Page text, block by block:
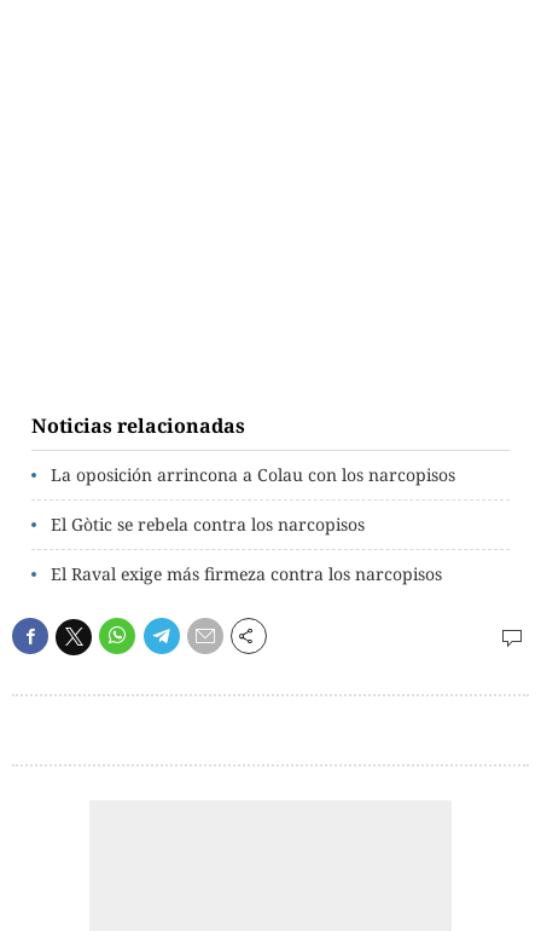
Noticias relacionadas
La oposición arrincona a Colau con los narcopisos
El Gòtic se rebela contra los narcopisos
El Raval exige más firmeza contra los narcopisos